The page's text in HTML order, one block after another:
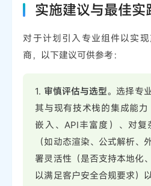
实施建议与最佳实
对于计划引入专业组件以实
商，以下建议可供参考：
1. 审慎评估与选型。选择专
其与现有技术栈的集成能
嵌入、API丰富度）、对
（如动态渲染、公式解析、
署灵活性（是否支持本地化
以满足客户安全合规要求）